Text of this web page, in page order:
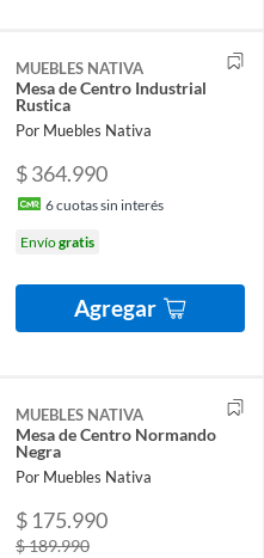
MUEBLES NATIVA
Mesa de Centro Industrial
Rustica
Por Muebles Nativa
$ 364.990
6cuotas sin interés
Envíogratis
Agregar
MUEBLES NATIVA
Mesa de Centro Normando
Negra
Por Muebles Nativa
$ 175.990
$ 189.990